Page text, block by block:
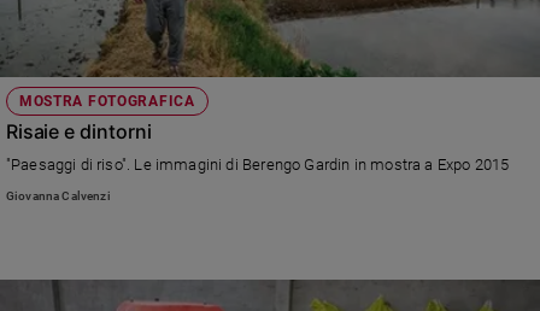
MOSTRA FOTOGRAFICA
Risaie e dintorni
"Paesaggi di riso". Le immagini di Berengo Gardin in mostra a Expo 2015
Giovanna Calvenzi